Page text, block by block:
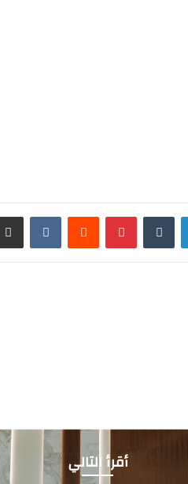
لينكدإن بينتيريست
أقرأ التالي